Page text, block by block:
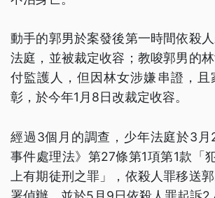
動手的郭男於案發後第一時間依殺
法庭，並被裁定收容；教唆郭男的
付監護人，但因林女涉嫌串證，且
彰，於今年1月8日改裁定收容。
經過3個月的調查，少年法庭於3月
事件處理法》第27條第1項第1款「
上有期徒刑之罪」，依殺人罪移送